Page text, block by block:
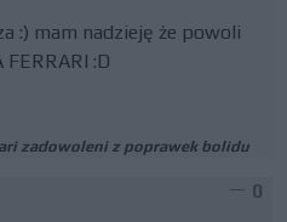
:) mam nadzieję że powoli
:D
zadowoleni z poprawek bolidu
0